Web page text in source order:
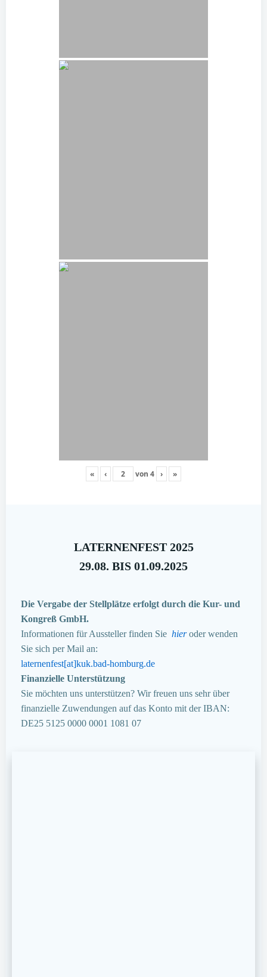
« ‹ von 4 › »
LATERNENFEST 2025
29.08. BIS 01.09.2025
Die Vergabe der Stellplätze erfolgt durch die Kur- und
Kongreß GmbH.
Informationen für Aussteller finden Sie hieroder wenden
Sie sich per Mail an:
laternenfest[at]kuk.bad-homburg.de
Finanzielle Unterstützung
Sie möchten uns unterstützen? Wir freuen uns sehr über
finanzielle Zuwendungen auf das Konto mit der IBAN:
DE25 5125 0000 0001 1081 07